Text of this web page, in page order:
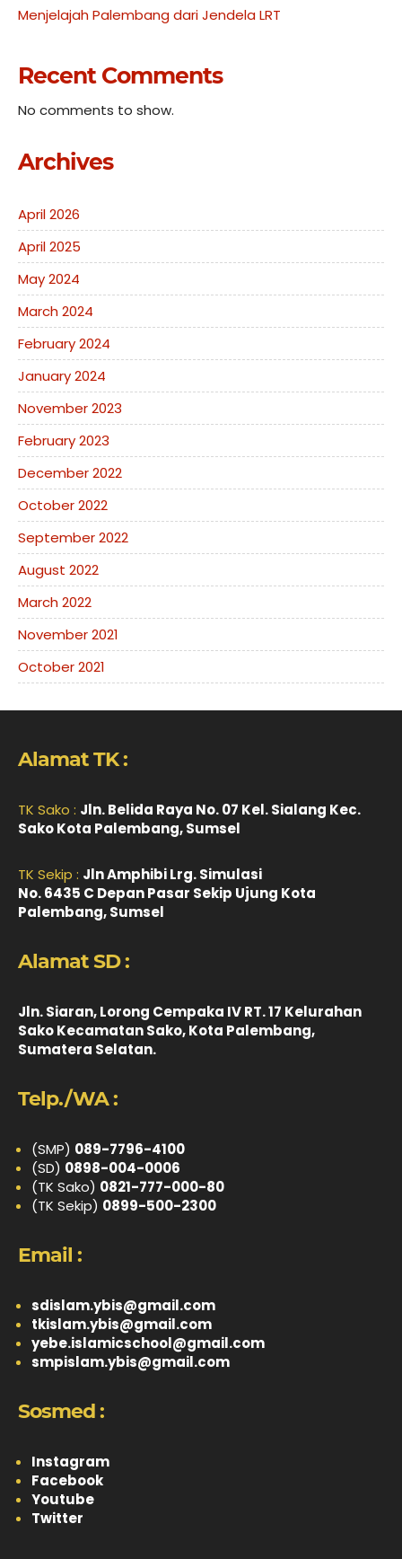
Menjelajah Palembang dari Jendela LRT
Recent Comments
No comments to show.
Archives
April 2026
April 2025
May 2024
March 2024
February 2024
January 2024
November 2023
February 2023
December 2022
October 2022
September 2022
August 2022
March 2022
November 2021
October 2021
Alamat TK :
TK Sako : Jln. Belida Raya No. 07 Kel. Sialang Kec.
Sako Kota Palembang, Sumsel
TK Sekip : Jln Amphibi Lrg. Simulasi
No. 6435 C Depan Pasar Sekip Ujung Kota
Palembang, Sumsel
Alamat SD :
Jln. Siaran, Lorong Cempaka IV RT. 17 Kelurahan
Sako Kecamatan Sako, Kota Palembang,
Sumatera Selatan.
Telp./WA :
(SMP) 089-7796-4100
(SD) 0898-004-0006
(TK Sako) 0821-777-000-80
(TK Sekip) 0899-500-2300
Email :
sdislam.ybis@gmail.com
tkislam.ybis@gmail.com
yebe.islamicschool@gmail.com
smpislam.ybis@gmail.com
Sosmed :
Instagram
Facebook
Youtube
Twitter